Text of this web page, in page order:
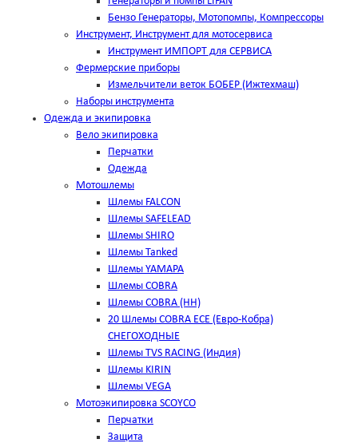
Бензо Генераторы, Мотопомпы, Компрессоры
Инструмент, Инструмент для мотосервиса
Инструмент ИМПОРТ для СЕРВИСА
Фермерские приборы
Измельчители веток БОБЕР (Ижтехмаш)
Наборы инструмента
Одежда и экипировка
Вело экипировка
Перчатки
Одежда
Мотошлемы
Шлемы FALCON
Шлемы SAFELEAD
Шлемы SHIRO
Шлемы Tanked
Шлемы YAMAPA
Шлемы COBRA
Шлемы COBRA (HH)
20 Шлемы COBRA ECE (Евро-Кобра)
СНЕГОХОДНЫЕ
Шлемы TVS RACING (Индия)
Шлемы KIRIN
Шлемы VEGA
Мотоэкипировка SCOYCO
Перчатки
Защита